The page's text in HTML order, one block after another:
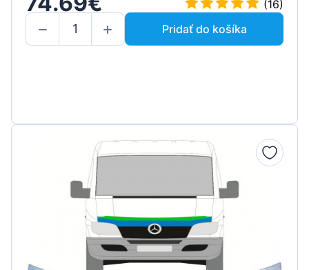
(16)
Pridať do košíka